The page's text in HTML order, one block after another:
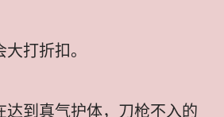
打折扣。
达到真气护体，刀枪不入的